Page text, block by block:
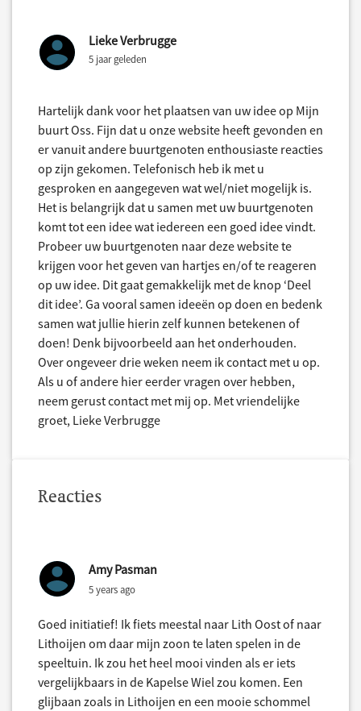
Lieke Verbrugge
5 jaar geleden
Hartelijk dank voor het plaatsen van uw idee op Mijn
buurt Oss. Fijn dat u onze website heeft gevonden en
er vanuit andere buurtgenoten enthousiaste reacties
op zijn gekomen. Telefonisch heb ik met u
gesproken en aangegeven wat wel/niet mogelijk is.
Het is belangrijk dat u samen met uw buurtgenoten
komt tot een idee wat iedereen een goed idee vindt.
Probeer uw buurtgenoten naar deze website te
krijgen voor het geven van hartjes en/of te reageren
op uw idee. Dit gaat gemakkelijk met de knop ‘Deel
dit idee’. Ga vooral samen ideeën op doen en bedenk
samen wat jullie hierin zelf kunnen betekenen of
doen! Denk bijvoorbeeld aan het onderhouden.
Over ongeveer drie weken neem ik contact met u op.
Als u of andere hier eerder vragen over hebben,
neem gerust contact met mij op. Met vriendelijke
groet, Lieke Verbrugge
Reacties
Amy Pasman
5 years ago
Goed initiatief! Ik fiets meestal naar Lith Oost of naar
Lithoijen om daar mijn zoon te laten spelen in de
speeltuin. Ik zou het heel mooi vinden als er iets
vergelijkbaars in de Kapelse Wiel zou komen. Een
glijbaan zoals in Lithoijen en een mooie schommel